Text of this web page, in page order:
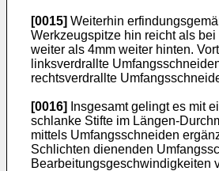
[0015] Weiterhin
Werkzeugspitze hin reicht als
weiter als 4mm weiter hinten.
linksverdrallte
rechtsverdrallte
[0016]
Insgesamt gelingt es mit
schlanke Stifte im Längen-
mittels Umfangsschneiden
Schlichten dienenden
Bearbeitungsgeschwindigkeiten